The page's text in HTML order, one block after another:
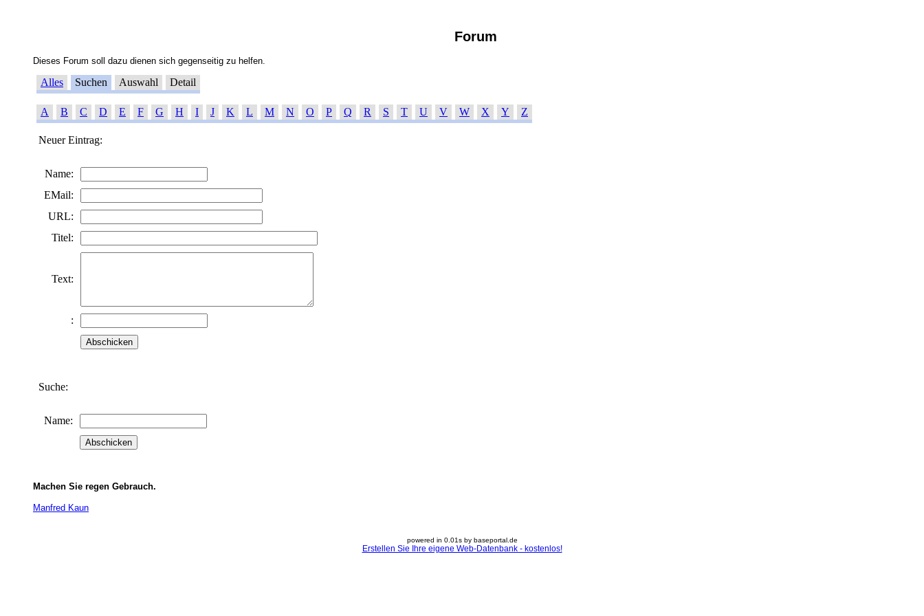
Forum
Dieses Forum soll dazu dienen sich gegenseitig zu helfen.
Alles Suchen Auswahl Detail
A B C D E F G H I J K L M N O P Q R S T U V W X Y Z
Neuer Eintrag:
Name:
EMail:
URL:
Titel:
Text:
:
Suche:
Name:
Machen Sie regen Gebrauch.
Manfred Kaun
powered in 0.01s by baseportal.de
Erstellen Sie Ihre eigene Web-Datenbank - kostenlos!